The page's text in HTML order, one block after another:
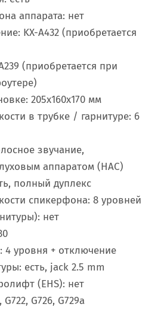
аппарата: нет
KX-A432 (приобретается
(приобретается при
205x160x170 мм
в трубке / гарнитуре: 6
звучание,
аппаратом (HAC)
полный дуплекс
спикерфона: 8 уровней
нет
4 уровня + отключение
есть, jack 2.5 mm
(EHS): нет
G726, G729a